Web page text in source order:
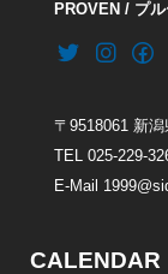
PROVEN / プ
〒9518061 新
TEL 025-229-
E-Mail
CALENDAR